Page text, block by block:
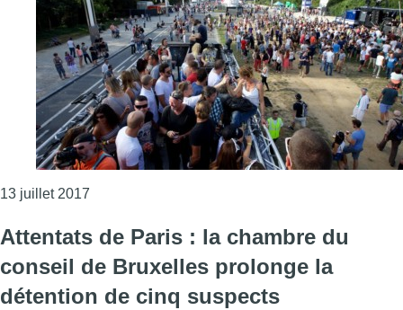
13 juillet 2017
Attentats de Paris : la chambre du
conseil de Bruxelles prolonge la
détention de cinq suspects